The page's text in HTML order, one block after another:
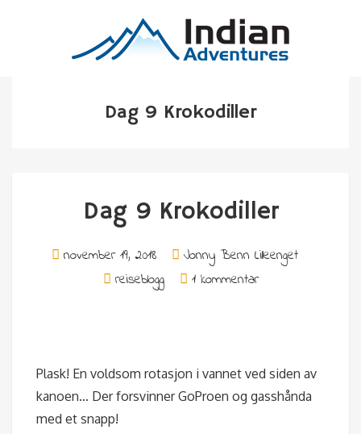
Dag 9 Krokodiller
Dag 9 Krokodiller
november 19, 2018
Jonny Benn Lilleenget
reiseblogg
1 kommentar
Plask! En voldsom rotasjon i vannet ved siden av
kanoen… Der forsvinner GoProen og gasshånda
med et snapp!